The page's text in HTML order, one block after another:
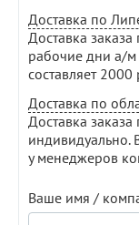
Доставка по
Доставка
рабочие дни а/м
составляет 2000
Доставка по
Доставка
индивидуально.
у менеджеров
Ваше имя /